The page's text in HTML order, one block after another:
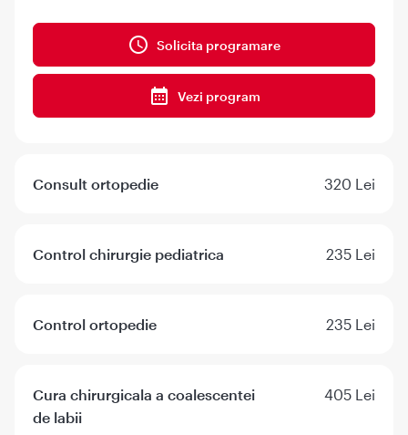
Solicita programare
Vezi program
Consult ortopedie 320 Lei
Control chirurgie pediatrica 235 Lei
Control ortopedie 235 Lei
Cura chirurgicala a coalescentei
de labii
405 Lei